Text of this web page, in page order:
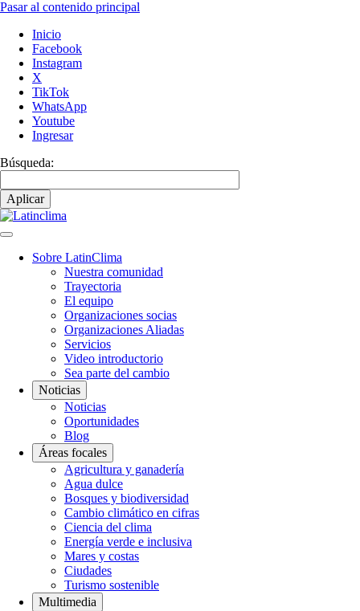
Pasar al contenido principal
Inicio
Facebook
Instagram
X
TikTok
WhatsApp
Youtube
Ingresar
Búsqueda:
Navegación
Sobre LatinClima
Nuestra comunidad
Trayectoria
El equipo
Organizaciones socias
Organizaciones Aliadas
Servicios
Video introductorio
Sea parte del cambio
Noticias
Noticias
Oportunidades
Blog
Áreas focales
Agricultura y ganadería
Agua dulce
Bosques y biodiversidad
Cambio climático en cifras
Ciencia del clima
Energía verde e inclusiva
Mares y costas
Ciudades
Turismo sostenible
Multimedia